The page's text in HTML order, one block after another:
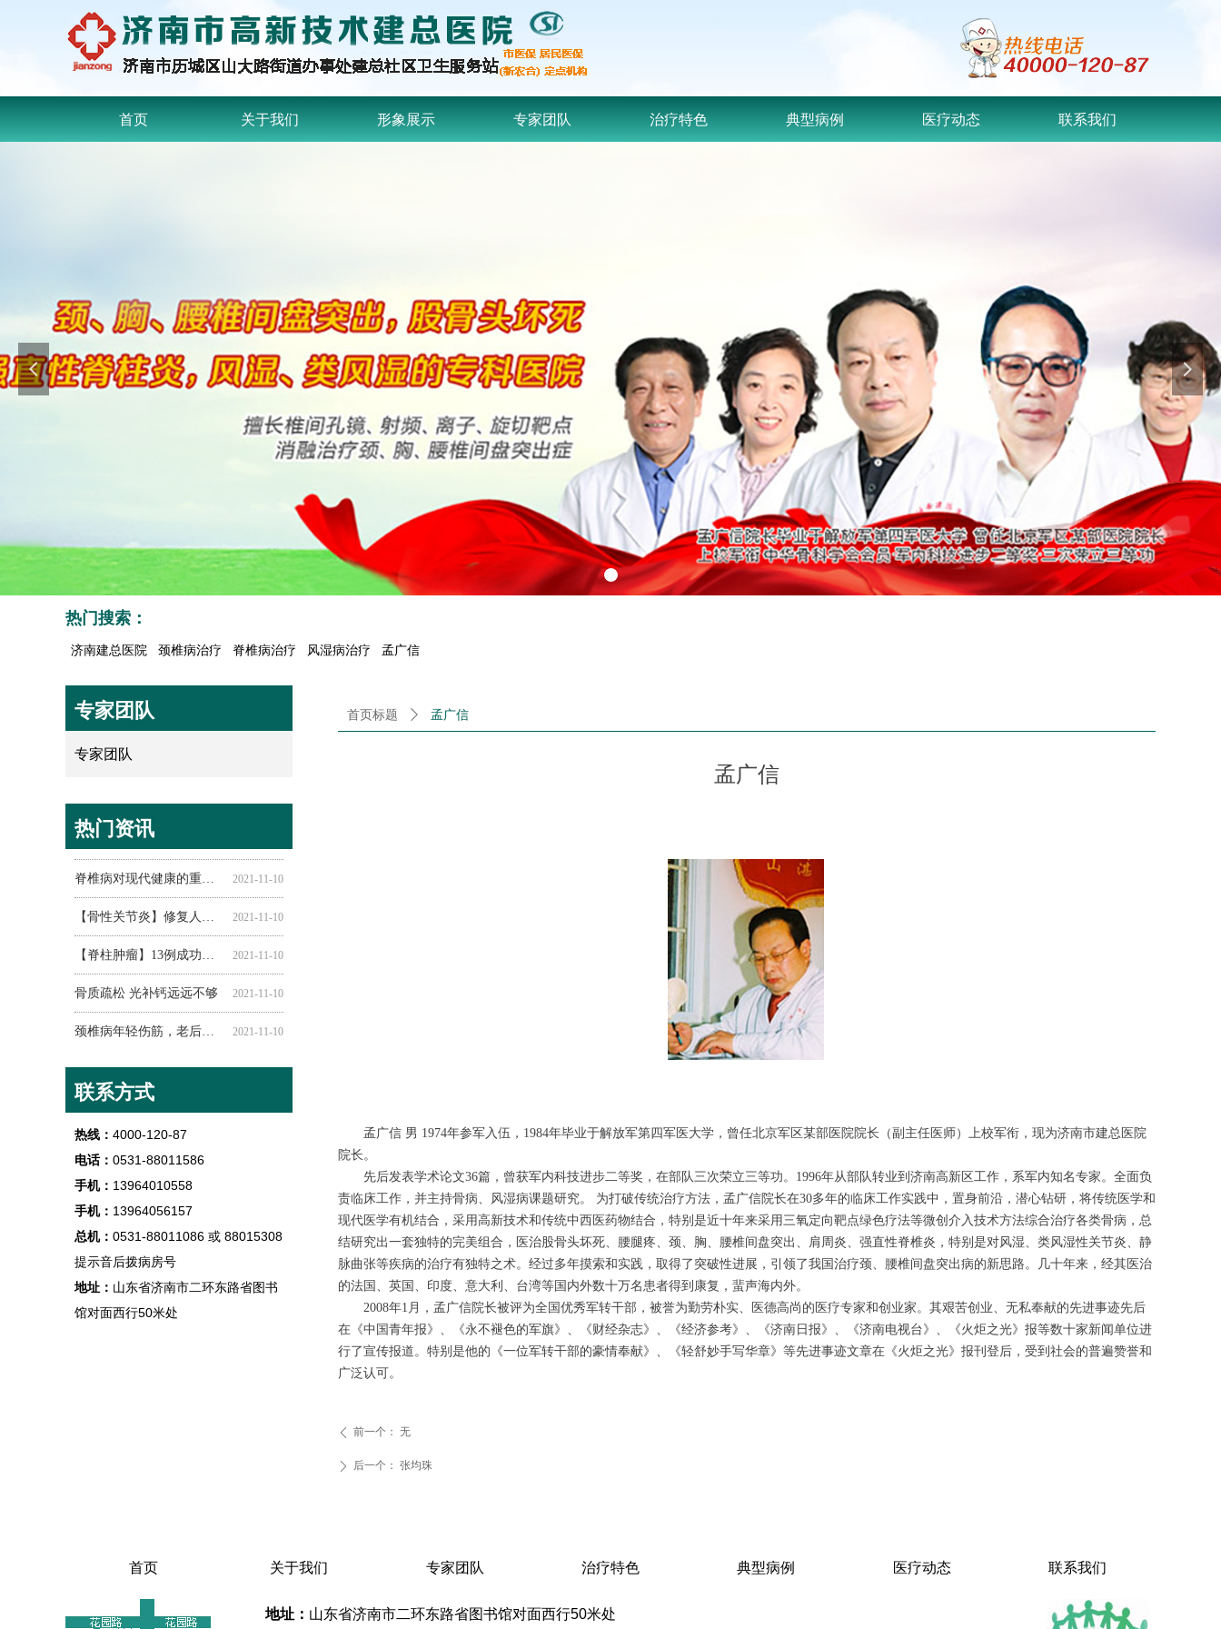
首页 关于我们 形象展示 专家团队 治疗特色 典型病例 医疗动态 联系我们
넳 넲
济南建总医院 颈椎病治疗 脊椎病治疗 风湿病治疗 孟广信
热门搜索：
专家团队
专家团队
热门资讯
2021-11-10
2021-11-10
2021-11-10
2021-11-10
骨质疏松 光补钙远远不够
2021-11-10
2021-11-10
腰椎病为何总在秋冬季发作？关键是没做好这一步！
腰椎间盘突出怎么锻炼
脊椎不健康的15种表现
脊椎病的发病原因有哪些
脊椎病和枕头的关系!!!
联系方式
热线： 4000-120-87
电话： 0531-88011586
手机： 13964010558
手机： 13964056157
总机： 0531-88011086 或 88015308
提示音后拨病房号
地址： 山东省济南市二环东路省图书
馆对面西行50米处
首页标题 ꄲ 孟广信
孟广信
孟广信 男 1974年参军入伍，1984年毕业于解放军第四军医大学，曾任北京军区某部医院院长（副主任医师）上校军衔，现为济南市建总医院
院长。
先后发表学术论文36篇，曾获军内科技进步二等奖，在部队三次荣立三等功。1996年从部队转业到济南高新区工作，系军内知名专家。全面负
责临床工作，并主持骨病、风湿病课题研究。 为打破传统治疗方法，孟广信院长在30多年的临床工作实践中，置身前沿，潜心钻研，将传统医学和
现代医学有机结合，采用高新技术和传统中西医药物结合，特别是近十年来采用三氧定向靶点绿色疗法等微创介入技术方法综合治疗各类骨病，总
结研究出一套独特的完美组合，医治股骨头坏死、腰腿疼、颈、胸、腰椎间盘突出、肩周炎、强直性脊椎炎，特别是对风湿、类风湿性关节炎、静
脉曲张等疾病的治疗有独特之术。经过多年摸索和实践，取得了突破性进展，引领了我国治疗颈、腰椎间盘突出病的新思路。几十年来，经其医治
的法国、英国、印度、意大利、台湾等国内外数十万名患者得到康复，蜚声海内外。
2008年1月，孟广信院长被评为全国优秀军转干部，被誉为勤劳朴实、医德高尚的医疗专家和创业家。其艰苦创业、无私奉献的先进事迹先后
在《中国青年报》、《永不褪色的军旗》、《财经杂志》、《经济参考》、《济南日报》、《济南电视台》、《火炬之光》报等数十家新闻单位进
行了宣传报道。特别是他的《一位军转干部的豪情奉献》、《轻舒妙手写华章》等先进事迹文章在《火炬之光》报刊登后，受到社会的普遍赞誉和
广泛认可。
ꄴ 前一个： 无
ꄲ 后一个： 张均珠
首页 关于我们 专家团队 治疗特色 典型病例 医疗动态 联系我们
地址： 山东省济南市二环东路省图书馆对面西行50米处